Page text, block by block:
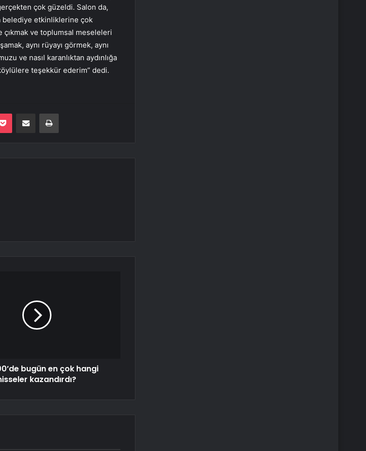
çok güzeldi. Salon da,
belediye etkinliklerine çok
çıkmak ve toplumsal meseleleri
aynı rüyayı görmek, aynı
ve nasıl karanlıktan aydınlığa
teşekkür ederim” dedi.
Pocket E-Posta ile paylaş Yazdır
bugün en çok hangi
kazandırdı?